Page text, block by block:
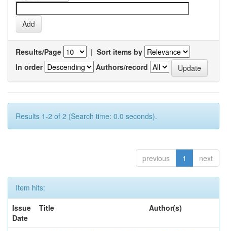
Results/Page | Sort items by
In order
Authors/record
Results 1-2 of 2 (Search time: 0.0 seconds).
previous 1 next
Item hits:
Issue
Date
Title Author(s)